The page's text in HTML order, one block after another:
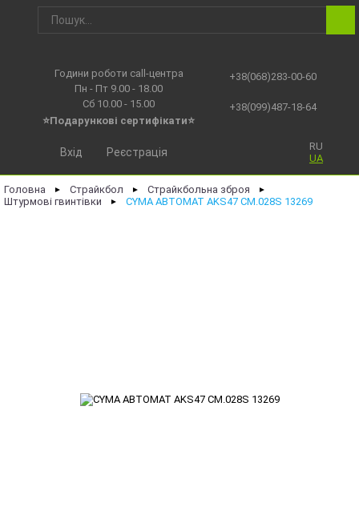
Години роботи call-центра
Пн - Пт 9.00 - 18.00
Сб 10.00 - 15.00
⭐Подарункові сертифікати⭐
+38(068)283-00-60
+38(099)487-18-64
RU
UA
Вхід Реєстрація
Головна ► Страйкбол ► Страйкбольна зброя ►
Штурмові гвинтівки ► CYMA АВТОМАТ AKS47 CM.028S 13269